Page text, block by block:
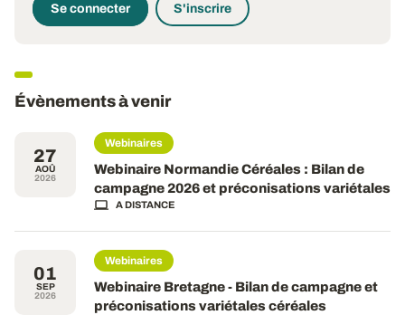
Se connecter S'inscrire
Évènements à venir
27
AOÛ
2026
Webinaires
Webinaire Normandie Céréales : Bilan de
campagne 2026 et préconisations variétales
A DISTANCE
01
SEP
2026
Webinaires
Webinaire Bretagne - Bilan de campagne et
préconisations variétales céréales